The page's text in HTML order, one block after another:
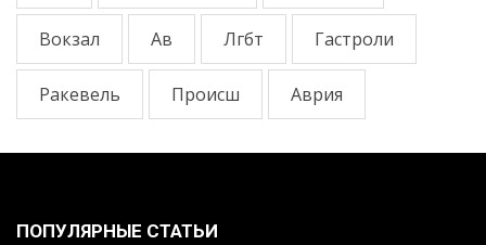
Вокзал Ав Лгбт Гастроли
Ракевель Происш Аврия
ПОПУЛЯРНЫЕ СТАТЬИ